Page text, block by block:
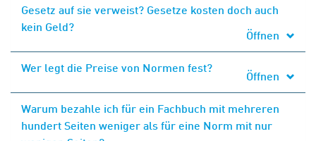
Gesetz auf sie verweist? Gesetze kosten doch auch
kein Geld?
Öffnen
Wer legt die Preise von Normen fest?
Öffnen
Warum bezahle ich für ein Fachbuch mit mehreren
hundert Seiten weniger als für eine Norm mit nur